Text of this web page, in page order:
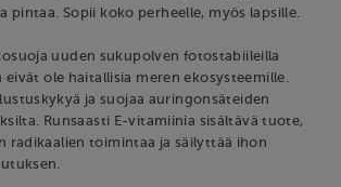
pintaa. Sopii koko perheelle, myös lapsille.
uuden sukupolven fotostabiileilla
ole haitallisia meren ekosysteemille.
ja suojaa auringonsäteiden
Runsaasti E-vitamiinia sisältävä tuote,
radikaalien toimintaa ja säilyttää ihon